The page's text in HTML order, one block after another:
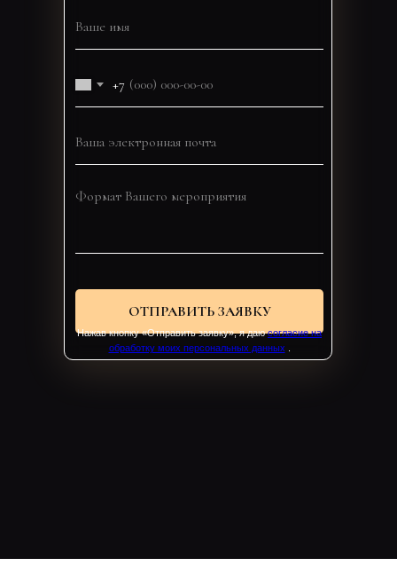
+7
ОТПРАВИТЬ ЗАЯВКУ
Нажав кнопку «Отправить заявку», я даюсогласие на
обработку моих персональных данных